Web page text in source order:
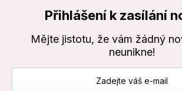
Přihlášení k zasílání
Mějte jistotu, že vám žádný
neunikne!